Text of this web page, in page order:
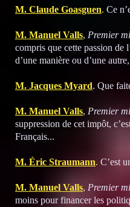
M. Claude Goasguen. Ce
M. Manuel Valls, Premier
compris que cette passion de
d’une manière ou d’une
M. Jacques Myard. Que
M. Manuel Valls, Premier
suppression de cet impôt,
Français...
M. Éric Straumann. C’est
M. Manuel Valls, Premier
moins pour financer les